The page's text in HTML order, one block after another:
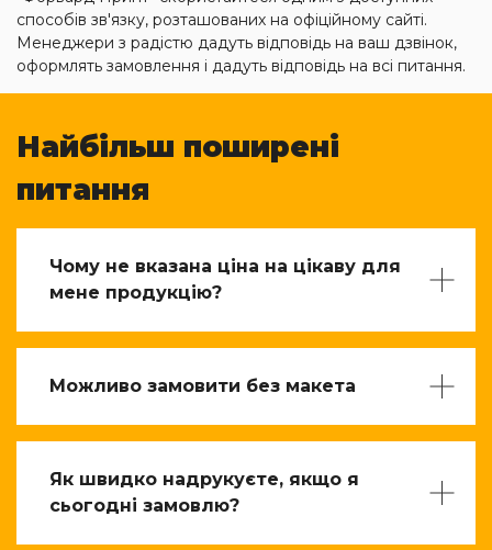
способів зв'язку, розташованих на офіційному сайті.
Менеджери з радістю дадуть відповідь на ваш дзвінок,
оформлять замовлення і дадуть відповідь на всі питання.
Найбільш поширені
питання
Чому не вказана ціна на цікаву для
мене продукцію?
Можливо замовити без макета
Як швидко надрукуєте, якщо я
сьогодні замовлю?